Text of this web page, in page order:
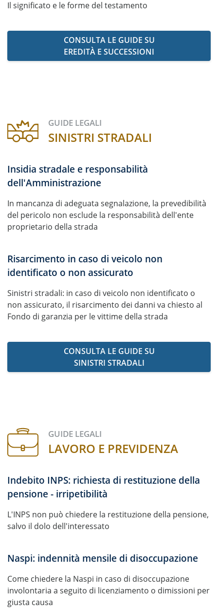
Il significato e le forme del testamento
CONSULTA LE GUIDE SU
EREDITÀ E SUCCESSIONI
GUIDE LEGALI
SINISTRI STRADALI
Insidia stradale e responsabilità
dell'Amministrazione
In mancanza di adeguata segnalazione, la prevedibilità
del pericolo non esclude la responsabilità dell'ente
proprietario della strada
Risarcimento in caso di veicolo non
identificato o non assicurato
Sinistri stradali: in caso di veicolo non identificato o
non assicurato, il risarcimento dei danni va chiesto al
Fondo di garanzia per le vittime della strada
CONSULTA LE GUIDE SU
SINISTRI STRADALI
GUIDE LEGALI
LAVORO E PREVIDENZA
Indebito INPS: richiesta di restituzione della
pensione - irripetibilità
L'INPS non può chiedere la restituzione della pensione,
salvo il dolo dell'interessato
Naspi: indennità mensile di disoccupazione
Come chiedere la Naspi in caso di disoccupazione
involontaria a seguito di licenziamento o dimissioni per
giusta causa